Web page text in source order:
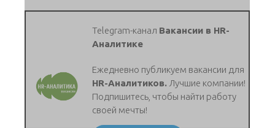
Telegram-канал Вакансии в HR-
Аналитике
Ежедневно публикуем вакансии для
HR-Аналитиков. Лучшие компании!
Подпишитесь, чтобы найти работу
своей мечты!